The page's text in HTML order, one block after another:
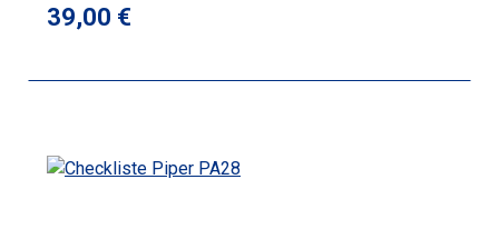
Regulärer Preis:
39,00 €